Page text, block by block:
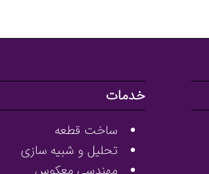
خدمات
ساخت قطعه
تحلیل و شبیه سازی